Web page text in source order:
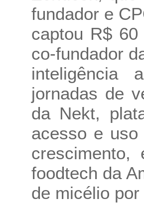
fundador e
captou R$
co-fundador
inteligência
jornadas de
da Nekt,
acesso e uso
foodtech da
de micélio